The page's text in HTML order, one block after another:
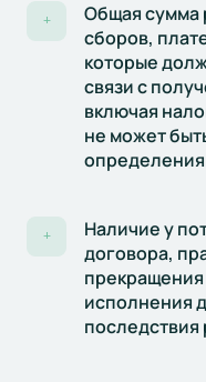
+
Общая сумма
сборов,
которые
связи с
включая
не может
определения
+
Наличие у
договора,
исполнения
последствия